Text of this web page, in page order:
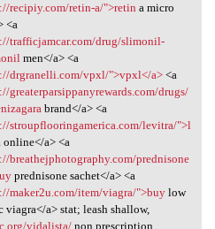
recipiy.com/retin-a/">retin a micro
<a
trafficjamcar.com/drug/slimonil-
men</a> <a
drgranelli.com/vpxl/">vpxl</a><a
greaterparsippanyrewards.com/drugs/
brand</a> <a
stroupflooringamerica.com/levitra/">l
a> <a
breathejphotography.com/prednisone
prednisone sachet</a> <a
maker2u.com/item/viagra/">buylow
viagra</a> stat; leash shallow,
vidalista/non prescription